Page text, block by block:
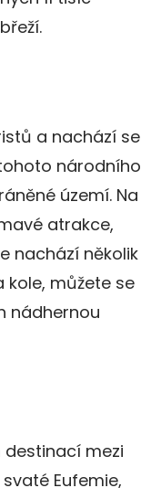
a nachází se
národního
území. Na
atrakce,
nachází několik
kole, můžete se
nádhernou
destinací mezi
Eufemie,